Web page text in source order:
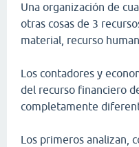
Una organización de
otras cosas de 3
material, recurso
Los contadores y
del recurso financiero
completamente
Los primeros analizan,